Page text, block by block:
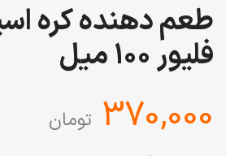
طعم دهنده کره
فلیور 100 میل
‎370,000 تومان